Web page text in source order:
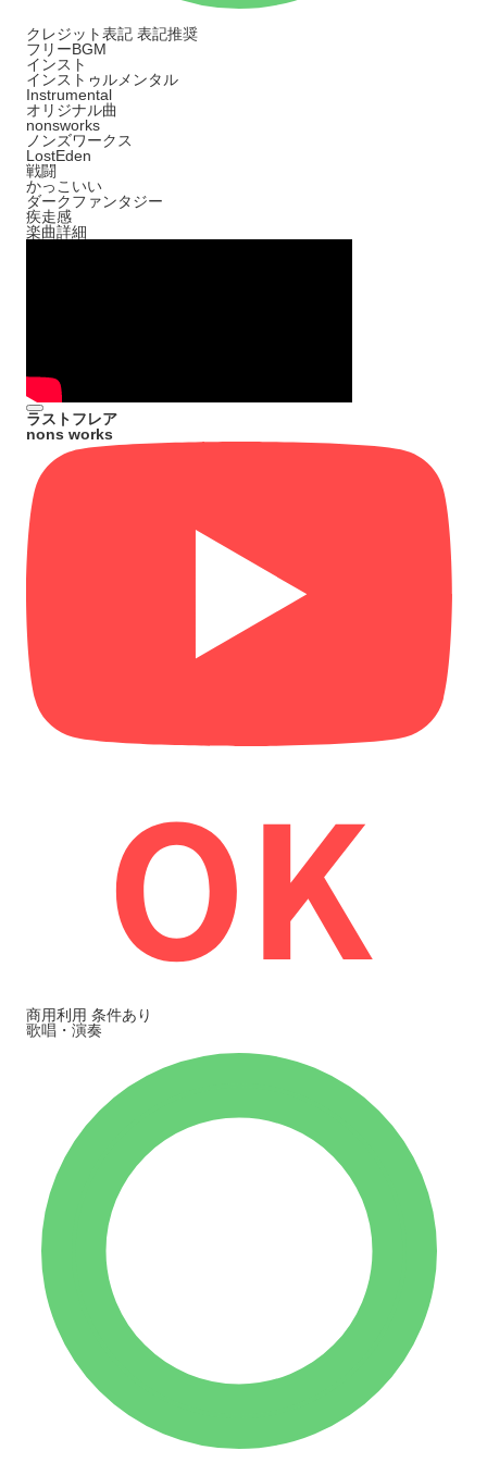
クレジット表記 表記推奨
フリーBGM
インスト
インストゥルメンタル
Instrumental
オリジナル曲
nonsworks
ノンズワークス
LostEden
戦闘
かっこいい
ダークファンタジー
疾走感
楽曲詳細
ラストフレア
nons works
商用利用 条件あり
歌唱・演奏